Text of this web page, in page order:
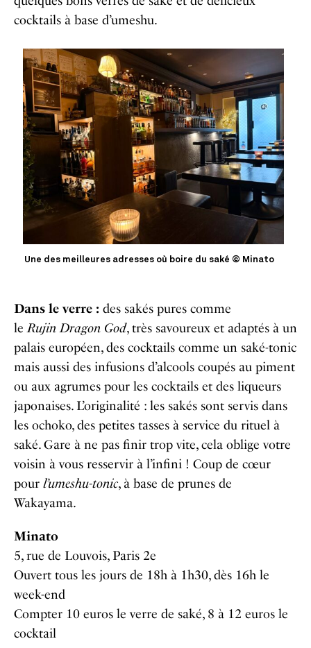
cocktails à base d’umeshu.
Une des meilleures adresses où boire du saké © Minato
Dans le verre : des sakés pures comme
leRujin Dragon God, très savoureux et adaptés à un
palais européen, des cocktails comme un saké-tonic
mais aussi des infusions d’alcools coupés au piment
ou aux agrumes pour les cocktails et des liqueurs
japonaises. L’originalité : les sakés sont servis dans
les ochoko, des petites tasses à service du rituel à
saké. Gare à ne pas finir trop vite, cela oblige votre
voisin à vous resservir à l’infini ! Coup de cœur
pour l’umeshu-tonic, à base de prunes de
Wakayama.
Minato
5, rue de Louvois, Paris 2e
Ouvert tous les jours de 18h à 1h30, dès 16h le
week-end
Compter 10 euros le verre de saké, 8 à 12 euros le
cocktail